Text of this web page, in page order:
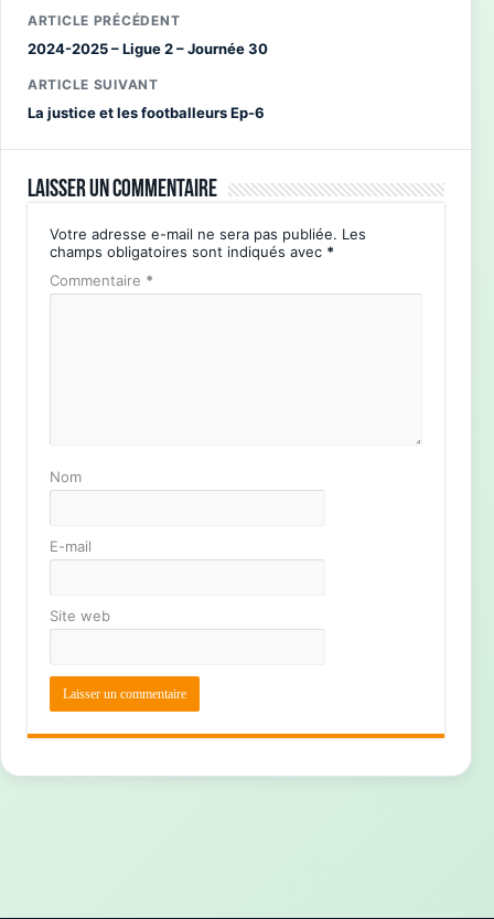
ARTICLE PRÉCÉDENT
2024-2025 – Ligue 2 – Journée 30
ARTICLE SUIVANT
La justice et les footballeurs Ep-6
Laisser un commentaire
Votre adresse e-mail ne sera pas publiée. Les
champs obligatoires sont indiqués avec *
Commentaire *
Nom
E-mail
Site web